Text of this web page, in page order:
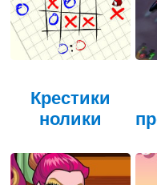
Крестики
нолики